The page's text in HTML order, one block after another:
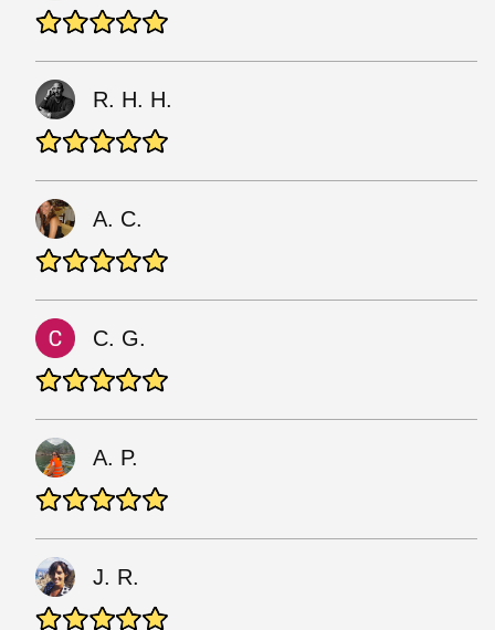
R. H. H.
A. C.
C. G.
A. P.
J. R.